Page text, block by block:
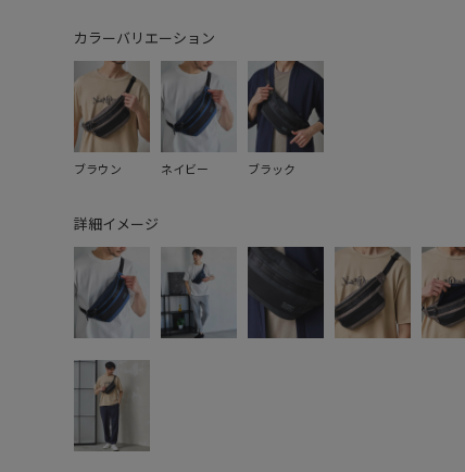
カラーバリエーション
ブラウン ネイビー ブラック
詳細イメージ